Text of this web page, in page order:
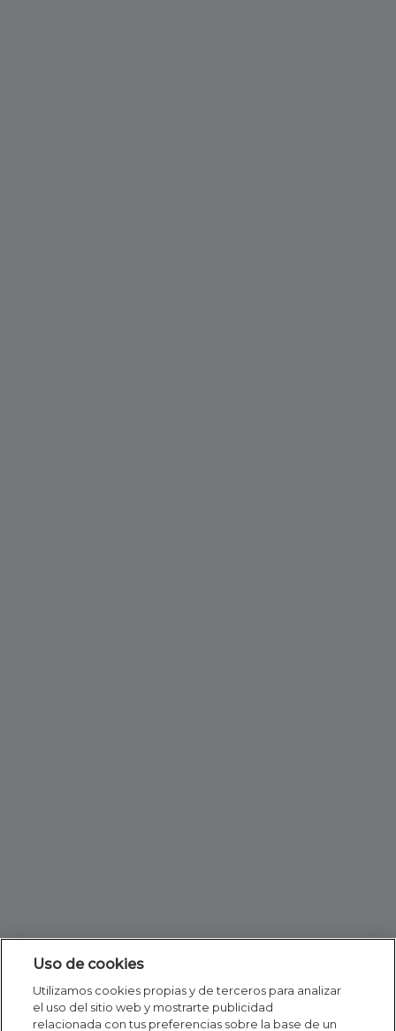
Uso de cookies
Utilizamos cookies propias y de terceros para analizar
el uso del sitio web y mostrarte publicidad
relacionada con tus preferencias sobre la base de un